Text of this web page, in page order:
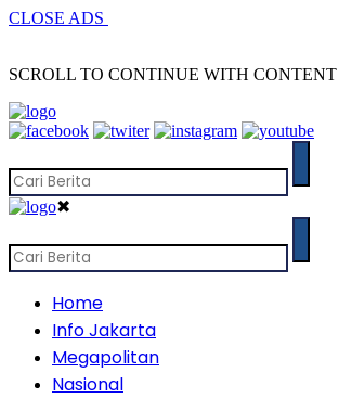
CLOSE ADS
SCROLL TO CONTINUE WITH CONTENT
✖
Home
Info Jakarta
Megapolitan
Nasional